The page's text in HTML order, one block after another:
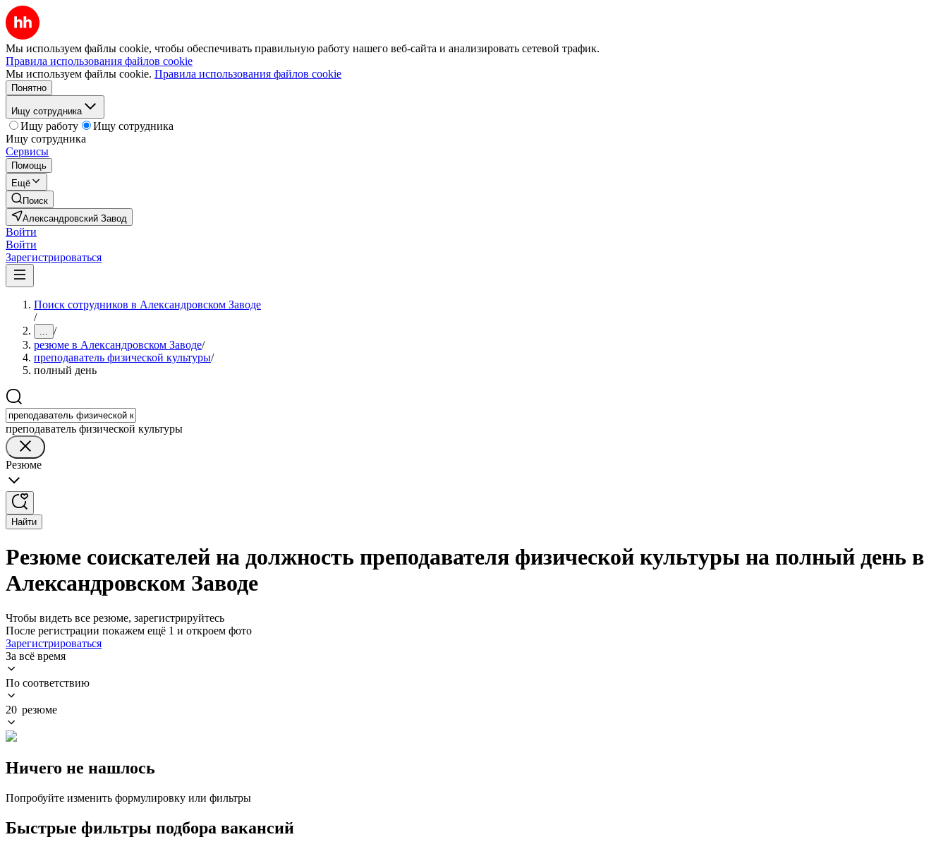
Мы используем файлы cookie, чтобы обеспечивать правильную работу нашего веб-сайта и анализировать сетевой трафик.
Правила использования файлов cookie
Мы используем файлы cookie. Правила использования файлов cookie
Понятно
Ищу сотрудника
Ищу работу
Ищу сотрудника
Ищу сотрудника
Сервисы
Помощь
Ещё
Поиск
Александровский Завод
Войти
Войти
Зарегистрироваться
Поиск сотрудников в Александровском Заводе
/
... /
резюме в Александровском Заводе/
преподаватель физической культуры/
полный день
преподаватель физической культуры
Резюме
Найти
Резюме соискателей на должность преподавателя физической культуры на полный день в
Александровском Заводе
Чтобы видеть все резюме, зарегистрируйтесь
После регистрации покажем ещё 1 и откроем фото
Зарегистрироваться
За всё время
По соответствию
20 резюме
Ничего не нашлось
Попробуйте изменить формулировку или фильтры
Быстрые фильтры подбора вакансий